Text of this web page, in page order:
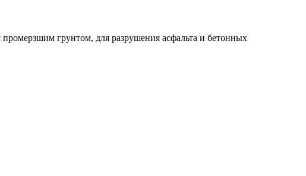
грунтом, для разрушения асфальта и бетонных